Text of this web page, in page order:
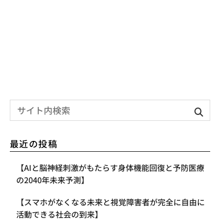
最近の投稿
【AIと脳神経刺激がもたらす身体機能回復と予防医療
の2040年未来予測】
【スマホがなくなる未来と視覚障害者が完全に自由に
活動できる社会の到来】